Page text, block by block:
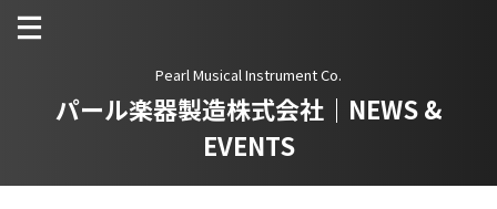
Pearl Musical Instrument Co.
パール楽器製造株式会社｜NEWS &
EVENTS